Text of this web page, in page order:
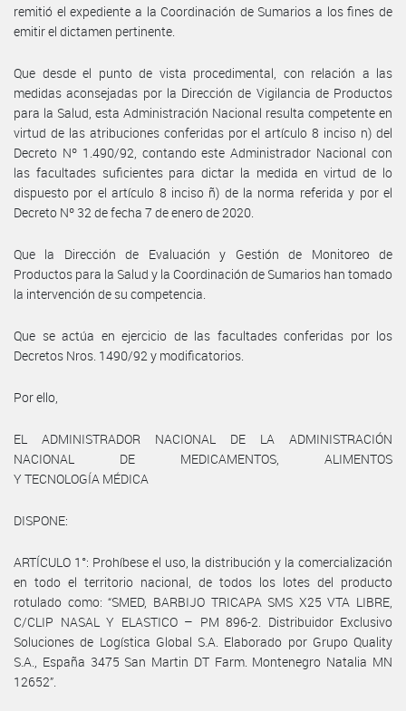
remitió el expediente a la Coordinación de Sumarios a los fines de
emitir el dictamen pertinente.
Que desde el punto de vista procedimental, con relación a las
medidas aconsejadas por la Dirección de Vigilancia de Productos
para la Salud, esta Administración Nacional resulta competente en
virtud de las atribuciones conferidas por el artículo 8 inciso n) del
Decreto Nº 1.490/92, contando este Administrador Nacional con
las facultades suficientes para dictar la medida en virtud de lo
dispuesto por el artículo 8 inciso ñ) de la norma referida y por el
Decreto Nº 32 de fecha 7 de enero de 2020.
Que la Dirección de Evaluación y Gestión de Monitoreo de
Productos para la Salud y la Coordinación de Sumarios han tomado
la intervención de su competencia.
Que se actúa en ejercicio de las facultades conferidas por los
Decretos Nros. 1490/92 y modificatorios.
Por ello,
EL ADMINISTRADOR NACIONAL DE LA ADMINISTRACIÓN
NACIONAL DE MEDICAMENTOS, ALIMENTOS
Y TECNOLOGÍA MÉDICA
DISPONE:
ARTÍCULO 1°: Prohíbese el uso, la distribución y la comercialización
en todo el territorio nacional, de todos los lotes del producto
rotulado como: “SMED, BARBIJO TRICAPA SMS X25 VTA LIBRE,
C/CLIP NASAL Y ELASTICO – PM 896-2. Distribuidor Exclusivo
Soluciones de Logística Global S.A. Elaborado por Grupo Quality
S.A., España 3475 San Martin DT Farm. Montenegro Natalia MN
12652”.